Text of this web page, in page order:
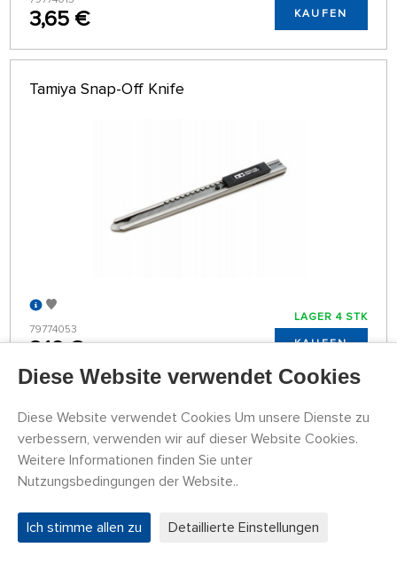
3,65 € KAUFEN
Tamiya Snap-Off Knife
79774053
8,16 €
LAGER 4 STK
KAUFEN
Dienstag 11.08. kann bei Ihnen zu Hause sein
Náhlavní lupa se zvětšovacími skly (1,2×, 1,8×,
2,5×, 3,5×) a LED osvětlením
Diese Website verwendet Cookies
Diese Website verwendet Cookies Um unsere Dienste zu
verbessern, verwenden wir auf dieser Website Cookies.
Weitere Informationen finden Sie unter
Nutzungsbedingungen der Website..
Ich stimme allen zu Detaillierte Einstellungen